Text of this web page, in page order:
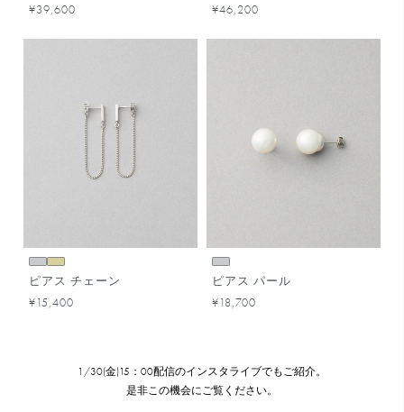
¥39,600
¥46,200
ピアス チェーン
¥15,400
ピアス パール
¥18,700
1/30(金)15：00配信のインスタライブでもご紹介。
是非この機会にご覧ください。